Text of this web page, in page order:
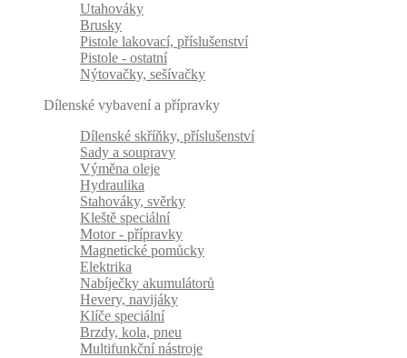
Utahováky
Brusky
Pistole lakovací, příslušenství
Pistole - ostatní
Nýtovačky, sešívačky
Dílenské vybavení a přípravky
Dílenské skříňky, příslušenství
Sady a soupravy
Výměna oleje
Hydraulika
Stahováky, svěrky
Kleště speciální
Motor - přípravky
Magnetické pomůcky
Elektrika
Nabíječky akumulátorů
Hevery, navijáky
Klíče speciální
Brzdy, kola, pneu
Multifunkční nástroje